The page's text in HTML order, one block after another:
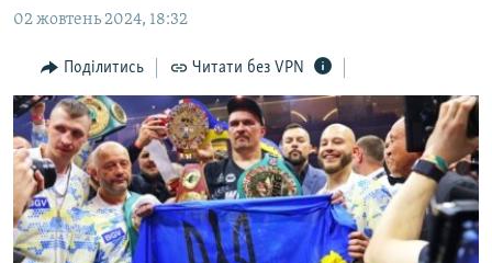
до
ВСЕ ЗА ДЕНЬ
СПЕЦПРОЕКТИ
ДЕПОРТАЦІЯ
ВІДЕОУРОКИ «ELIFBE»
СВІДЧЕННЯ ОКУПАЦІЇ
ЯК ОБІЙТИ БЛОКУВАННЯ
Русский
Qırımtatar
02 жовтень 2024, 18:32
Поділитись Читати без VPN